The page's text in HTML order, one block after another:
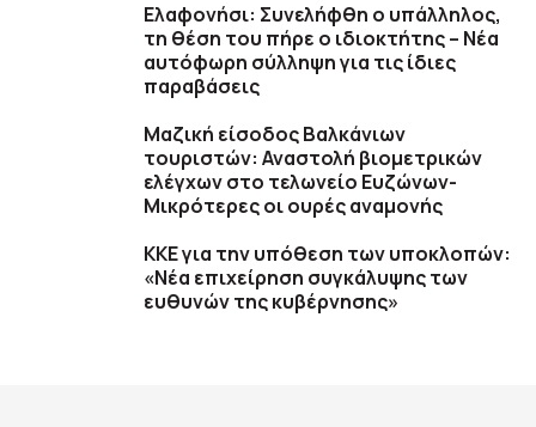
Ελαφονήσι: Συνελήφθη ο υπάλληλος,
τη θέση του πήρε ο ιδιοκτήτης – Νέα
αυτόφωρη σύλληψη για τις ίδιες
παραβάσεις
Μαζική είσοδος Βαλκάνιων
τουριστών: Αναστολή βιομετρικών
ελέγχων στο τελωνείο Ευζώνων-
Μικρότερες οι ουρές αναμονής
ΚΚΕ για την υπόθεση των υποκλοπών:
«Νέα επιχείρηση συγκάλυψης των
ευθυνών της κυβέρνησης»